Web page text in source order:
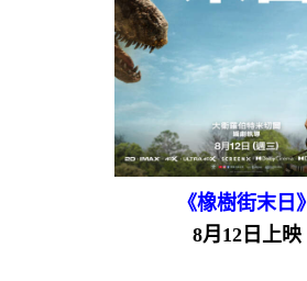
《橡樹街末日》
8月12日上映